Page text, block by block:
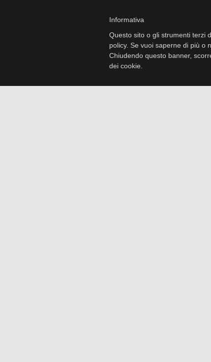
Fulvia HF – La genesi
Informativa
Questo sito o gli strumenti terzi
policy. Se vuoi saperne di più o
Chiudendo questo banner,
dei cookie.